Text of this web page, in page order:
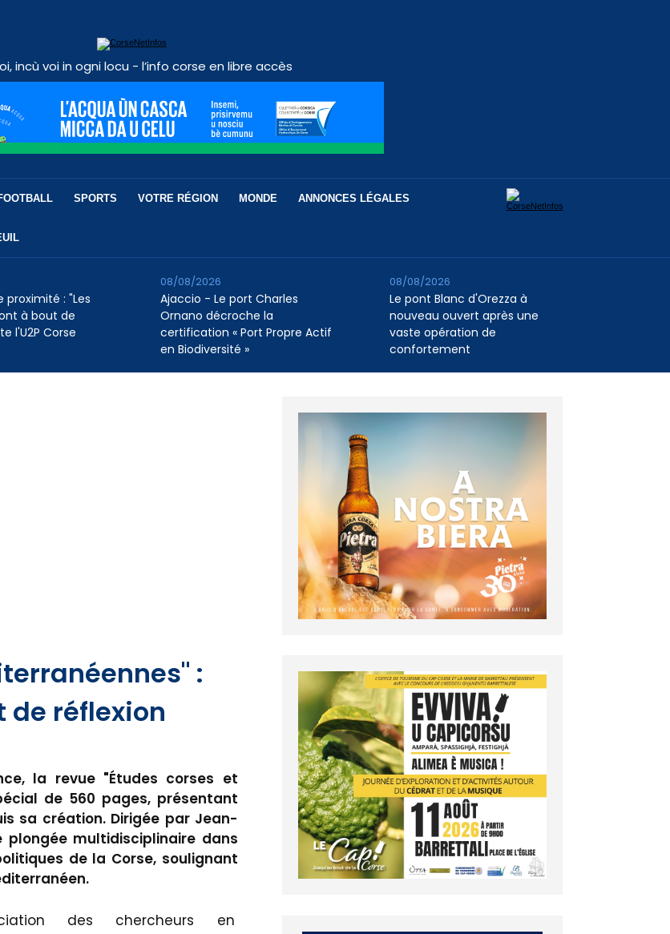
incù voi in ogni locu - l’info corse en libre accès
SPORTS VOTRE RÉGION MONDE ANNONCES LÉGALES
proximité : "Les
à bout de
l'U2P Corse
Ajaccio - Le port Charles
Ornano décroche la
certification « Port Propre Actif
en Biodiversité »
08/08/2026
Le pont Blanc d'Orezza à
nouveau ouvert après une
vaste opération de
confortement
08/08/2026
:
de réflexion
la revue "Études corses et
de 560 pages, présentant
sa création. Dirigée par Jean-
multidisciplinaire dans
de la Corse, soulignant
des chercheurs en